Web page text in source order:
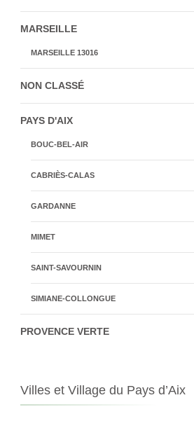
MARSEILLE
MARSEILLE 13016
NON CLASSÉ
PAYS D'AIX
BOUC-BEL-AIR
CABRIÈS-CALAS
GARDANNE
MIMET
SAINT-SAVOURNIN
SIMIANE-COLLONGUE
PROVENCE VERTE
Villes et Village du Pays d’Aix